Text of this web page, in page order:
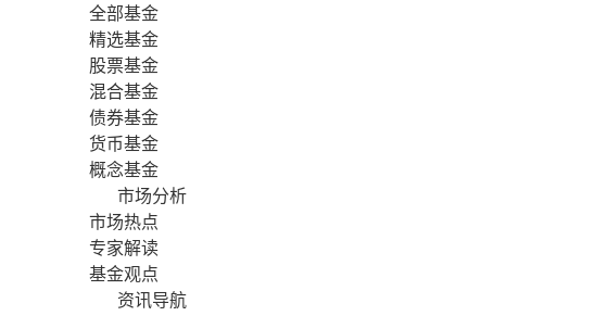
全部基金
精选基金
股票基金
混合基金
债券基金
货币基金
概念基金
市场分析
市场热点
专家解读
基金观点
资讯导航